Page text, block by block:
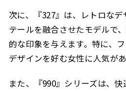
次に、『327』は、レトロなデ
テールを融合させたモデルで
的な印象を与えます。特に、
デザインを好む女性に人気があ
また、『990』シリーズは、